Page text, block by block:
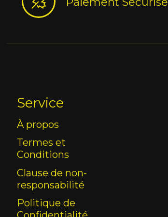
Service
À propos
Termes et
Conditions
Clause de non-
responsabilité
Politique de